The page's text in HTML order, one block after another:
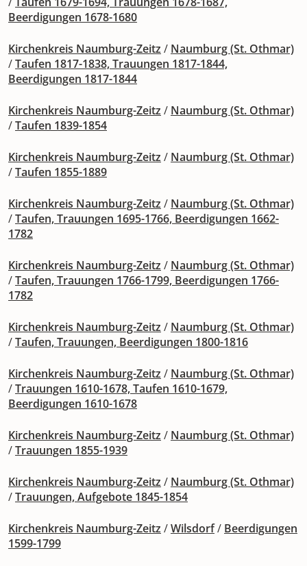
Beerdigungen 1678-1680
Kirchenkreis Naumburg-Zeitz / Naumburg (St. Othmar)
/Taufen 1817-1838, Trauungen 1817-1844,
Beerdigungen 1817-1844
Kirchenkreis Naumburg-Zeitz / Naumburg (St. Othmar)
/Taufen 1839-1854
Kirchenkreis Naumburg-Zeitz / Naumburg (St. Othmar)
/Taufen 1855-1889
Kirchenkreis Naumburg-Zeitz / Naumburg (St. Othmar)
/Taufen, Trauungen 1695-1766, Beerdigungen 1662-
1782
Kirchenkreis Naumburg-Zeitz / Naumburg (St. Othmar)
/Taufen, Trauungen 1766-1799, Beerdigungen 1766-
1782
Kirchenkreis Naumburg-Zeitz / Naumburg (St. Othmar)
/Taufen, Trauungen, Beerdigungen 1800-1816
Kirchenkreis Naumburg-Zeitz / Naumburg (St. Othmar)
/Trauungen 1610-1678, Taufen 1610-1679,
Beerdigungen 1610-1678
Kirchenkreis Naumburg-Zeitz / Naumburg (St. Othmar)
/Trauungen 1855-1939
Kirchenkreis Naumburg-Zeitz / Naumburg (St. Othmar)
/Trauungen, Aufgebote 1845-1854
Kirchenkreis Naumburg-Zeitz /Wilsdorf/ Beerdigungen
1599-1799